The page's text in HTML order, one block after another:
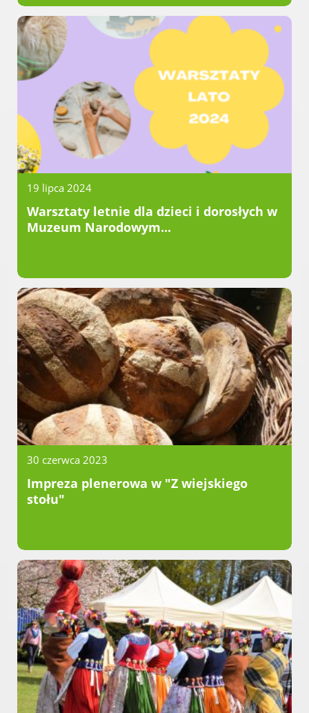
Urząd statystyczny w Poznaniu
Instytut Rozwoju Wsi i Rolnictwa
Polskiej Akademii Nauk
Instytut Skrzynki
Wielkopolski Park Narodowy
Muzeum Narodowe Rolnictwa i
Przemysłu Rolno-Spożywczego w
Szreniawie
PTTK
Urząd Skarbowy
Państwowe Gospodarstwo Wodne
Wody Polskie
KONTAKT
Dane adresowe, wydziały i sprawy
19 lipca 2024
Warsztaty letnie dla dzieci i dorosłych w
Muzeum Narodowym...
30 czerwca 2023
Impreza plenerowa w "Z wiejskiego
stołu"